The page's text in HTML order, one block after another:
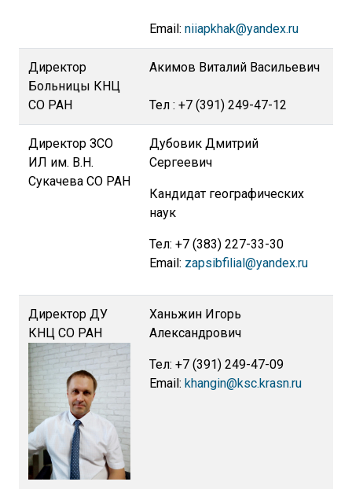
Email: niiapkhak@yandex.ru
Директор
Больницы КНЦ
СО РАН
Акимов Виталий Васильевич
Тел : +7 (391) 249-47-12
Директор ЗСО
ИЛ им. В.Н.
Сукачева СО РАН
Дубовик Дмитрий
Сергеевич
Кандидат географических
наук
Тел: +7 (383) 227-33-30
Email: zapsibfilial@yandex.ru
Директор ДУ
КНЦ СО РАН
Ханьжин Игорь
Александрович
Тел: +7 (391) 249-47-09
Email: khangin@ksc.krasn.ru